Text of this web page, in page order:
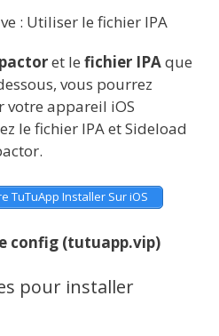
: Utiliser le fichier IPA
et le fichier IPAque
vous pourrez
appareil iOS
le fichier IPA et Sideload
TuTuApp Installer Sur iOS
config (tutuapp.vip)
pour installer